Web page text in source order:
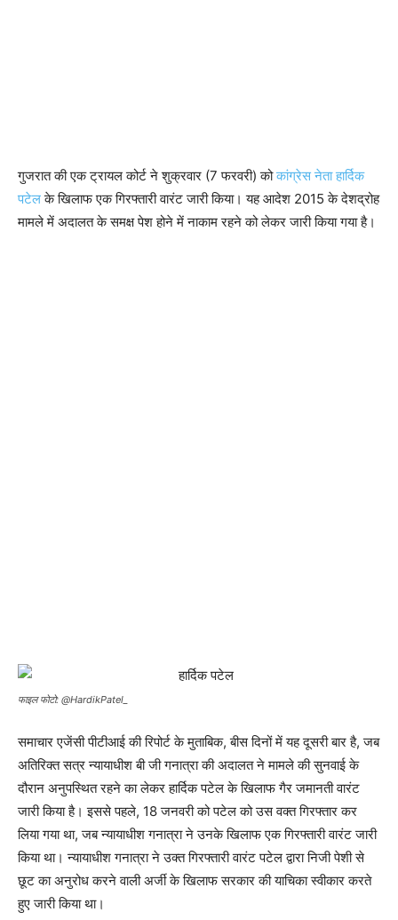
गुजरात की एक ट्रायल कोर्ट ने शुक्रवार (7 फरवरी) कोकांग्रेस नेता हार्दिक
पटेलके खिलाफ एक गिरफ्तारी वारंट जारी किया। यह आदेश 2015 के देशद्रोह
मामले में अदालत के समक्ष पेश होने में नाकाम रहने को लेकर जारी किया गया है।
फाइल फोटो: @HardikPatel_
समाचार एजेंसी पीटीआई की रिपोर्ट के मुताबिक, बीस दिनों में यह दूसरी बार है, जब
अतिरिक्त सत्र न्यायाधीश बी जी गनात्रा की अदालत ने मामले की सुनवाई के
दौरान अनुपस्थित रहने का लेकर हार्दिक पटेल के खिलाफ गैर जमानती वारंट
जारी किया है। इससे पहले, 18 जनवरी को पटेल को उस वक्त गिरफ्तार कर
लिया गया था, जब न्यायाधीश गनात्रा ने उनके खिलाफ एक गिरफ्तारी वारंट जारी
किया था। न्यायाधीश गनात्रा ने उक्त गिरफ्तारी वारंट पटेल द्वारा निजी पेशी से
छूट का अनुरोध करने वाली अर्जी के खिलाफ सरकार की याचिका स्वीकार करते
हुए जारी किया था।